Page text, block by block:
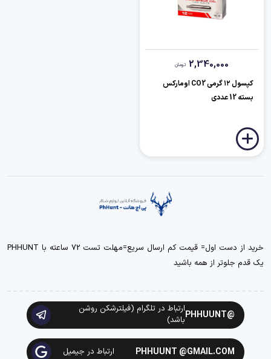
2,340,000 تومان
کپسول ۱۲ گرمی CO2 اومارکس
بسته 12 عددی
خرید از دست اول= قیمت کم ارسال سریع=مهلت تست 72 ساعته با PHHUNT
یک قدم جلوتر از همه باشید
@PHHUUNT
ارتباط در تلگرام (فیلترشکن روشن
باشد)
PHHUUNT @GMAIL.COM ارتباط در جیمیل